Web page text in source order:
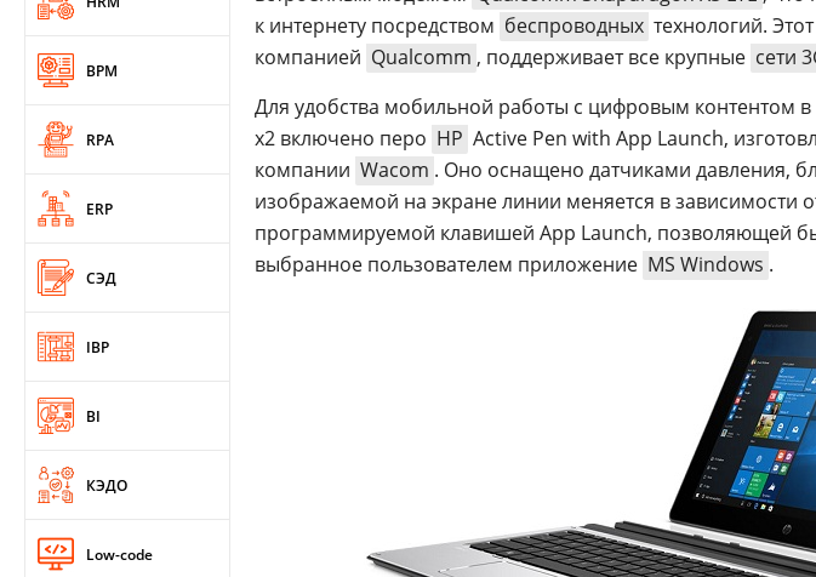
BPM
RPA
ERP
СЭД
IBP
BI
КЭДО
Low-code
к интернету посредством беспроводных технологий.
компанией Qualcomm , поддерживает все крупные сети
Для удобства мобильной работы с цифровым контентом
x2 включено перо HP Active Pen with App Launch,
компании Wacom . Оно оснащено датчиками давления,
изображаемой на экране линии меняется в зависимости
программируемой клавишей App Launch, позволяющей
выбранное пользователем приложение MS Windows .